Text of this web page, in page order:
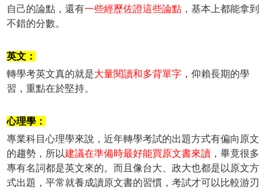
自己的論點，還有一些經歷佐證這些論點 ，基本上都能拿到
不錯的分數。
英文：
轉學考英文真的就是大量閱讀和多背單字 ，仰賴長期的學
習，重點在於堅持。
心理學：
專業科目心理學來說，近年轉學考試的出題方式有偏向原文
的趨勢，所以建議在準備時最好能買原文書來讀 ，畢竟很多
專有名詞都是英文來的。而且像台大、政大也都是以原文方
式出題，平常就養成讀原文書的習慣，考試才可以比較游刃